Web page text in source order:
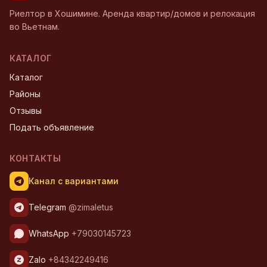
Риелтор в Хошимине. Аренда квартир/домов и релокация
во Вьетнам.
КАТАЛОГ
Каталог
Районы
Отзывы
Подать объявление
КОНТАКТЫ
Канал с вариантами
Telegram @zimaletus
WhatsApp +79030145723
Zalo +84342249416